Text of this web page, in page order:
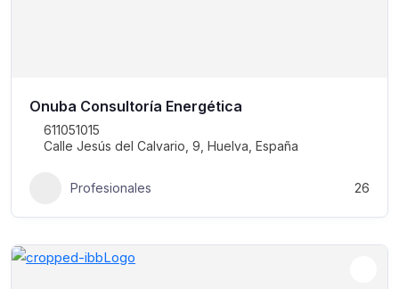
Onuba Consultoría Energética
611051015
Calle Jesús del Calvario, 9, Huelva, España
Profesionales 26